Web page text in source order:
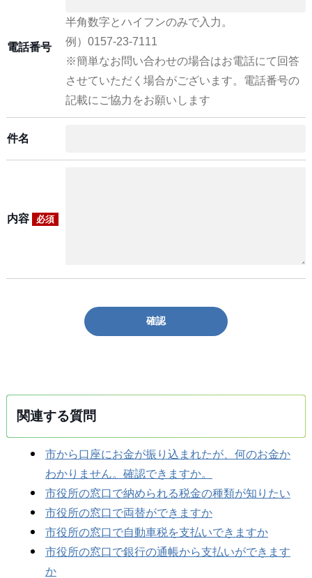
電話番号
半角数字とハイフンのみで入力。
例）0157-23-7111
※簡単なお問い合わせの場合はお電話にて回答
させていただく場合がございます。電話番号の
記載にご協力をお願いします
件名
内容 必須
確認
関連する質問
市から口座にお金が振り込まれたが、何のお金か
わかりません。確認できますか。
市役所の窓口で納められる税金の種類が知りたい
市役所の窓口で両替ができますか
市役所の窓口で自動車税を支払いできますか
市役所の窓口で銀行の通帳から支払いができます
か